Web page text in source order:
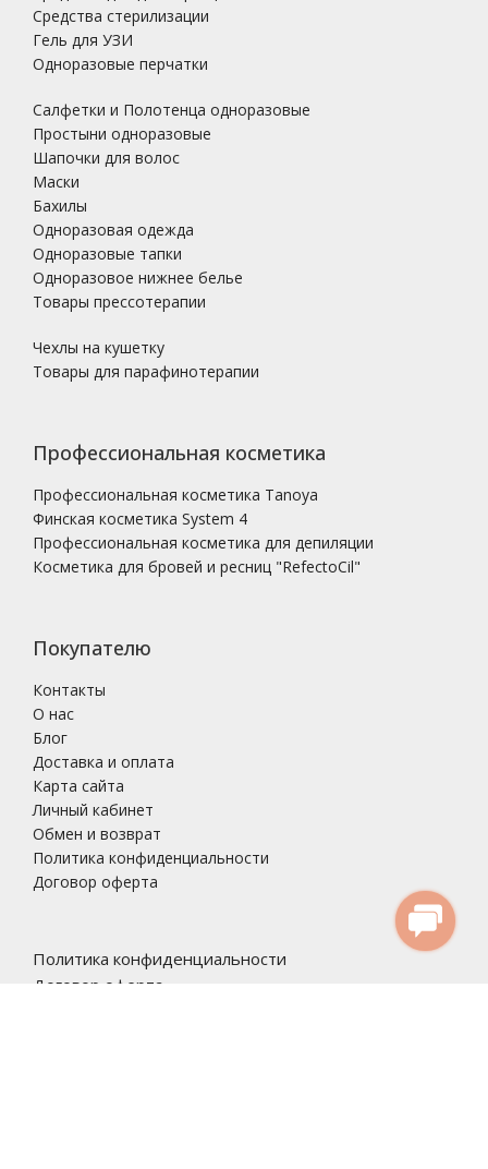
Средства стерилизации
Гель для УЗИ
Одноразовые перчатки
Салфетки и Полотенца одноразовые
Простыни одноразовые
Шапочки для волос
Маски
Бахилы
Одноразовая одежда
Одноразовые тапки
Одноразовое нижнее белье
Товары прессотерапии
Чехлы на кушетку
Товары для парафинотерапии
Профессиональная косметика
Профессиональная косметика Tanoya
Финская косметика System 4
Профессиональная косметика для депиляции
Косметика для бровей и ресниц "RefectoCil"
Покупателю
Контакты
О нас
Блог
Доставка и оплата
Карта сайта
Личный кабинет
Обмен и возврат
Политика конфиденциальности
Договор оферта
Политика конфиденциальности
Договор оферта